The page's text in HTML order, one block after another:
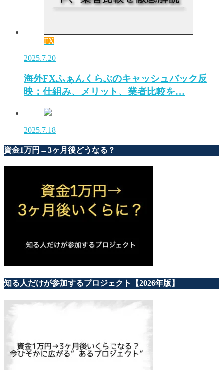
FX
2025.7.20
海外FXふぁんくらぶのキャッシュバック反
映：仕組み、メリット、業者比較を…
2025.7.18
資金1万円→3ヶ月後どうなる？
知る人だけが参加するプロジェクト【2026年版】